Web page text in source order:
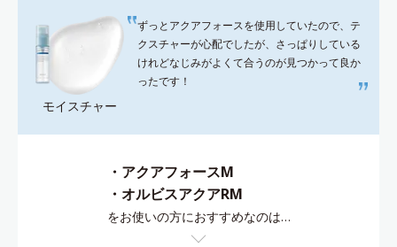
モイスチャー
ずっとアクアフォースを使用していたので、テ
クスチャーが心配でしたが、さっぱりしている
けれどなじみがよくて合うのが見つかって良か
ったです！
・アクアフォースM
・オルビスアクアRM
をお使いの方におすすめなのは…